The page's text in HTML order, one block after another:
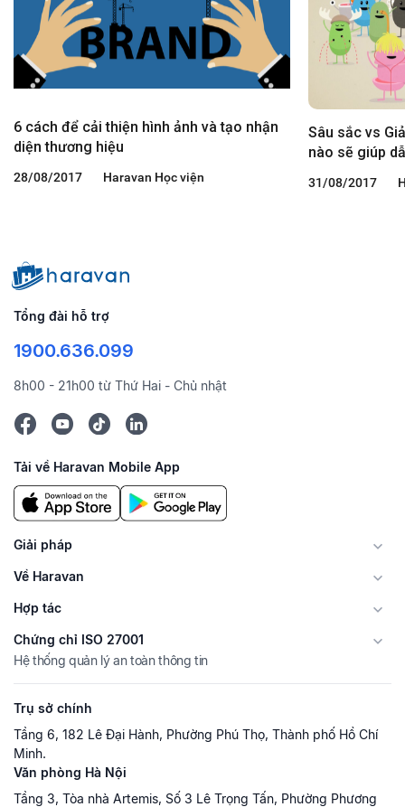
6 cách để cải thiện hình ảnh và tạo nhận
diện thương hiệu
28/08/2017 Haravan Học viện
Sâu sắc vs
nào sẽ giúp
31/08/2017
Tổng đài hỗ trợ
1900.636.099
8h00 - 21h00 từ Thứ Hai - Chủ nhật
Tải về Haravan Mobile App
Giải pháp
Về Haravan
Hợp tác
Chứng chỉ ISO 27001
Hệ thống quản lý an toàn thông tin
Trụ sở chính
Tầng 6, 182 Lê Đại Hành, Phường Phú Thọ, Thành phố Hồ Chí
Minh.
Văn phòng Hà Nội
Tầng 3, Tòa nhà Artemis, Số 3 Lê Trọng Tấn, Phường Phương